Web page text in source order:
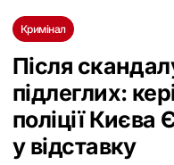
Кримінал
Після
підлеглих:
поліції
у відставку